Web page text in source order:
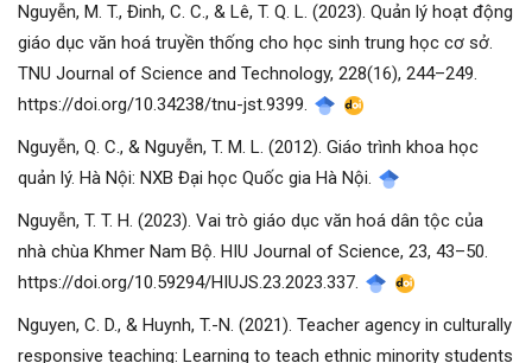
Nguyễn, M. T., Đinh, C. C., & Lê, T. Q. L. (2023). Quản lý hoạt động
giáo dục văn hoá truyền thống cho học sinh trung học cơ sở.
TNU Journal of Science and Technology, 228(16), 244–249.
https://doi.org/10.34238/tnu-jst.9399.
Nguyễn, Q. C., & Nguyễn, T. M. L. (2012). Giáo trình khoa học
quản lý. Hà Nội: NXB Đại học Quốc gia Hà Nội.
Nguyễn, T. T. H. (2023). Vai trò giáo dục văn hoá dân tộc của
nhà chùa Khmer Nam Bộ. HIU Journal of Science, 23, 43–50.
https://doi.org/10.59294/HIUJS.23.2023.337.
Nguyen, C. D., & Huynh, T.-N. (2021). Teacher agency in culturally
responsive teaching: Learning to teach ethnic minority students